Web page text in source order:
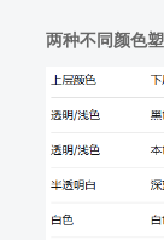
两种不同颜色